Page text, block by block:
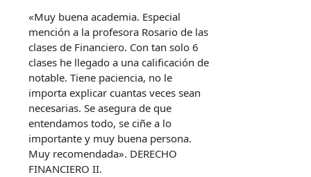
«Muy buena academia. Especial
mención a la profesora Rosario de las
clases de Financiero. Con tan solo 6
clases he llegado a una calificación de
notable. Tiene paciencia, no le
importa explicar cuantas veces sean
necesarias. Se asegura de que
entendamos todo, se ciñe a lo
importante y muy buena persona.
Muy recomendada». DERECHO
FINANCIERO II.